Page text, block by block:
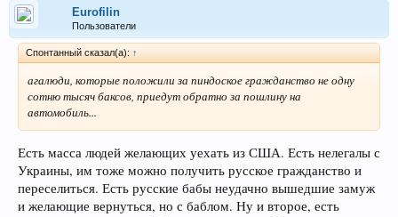
Eurofilin
Пользователи
Спонтанный сказал(а): ↑
агалюди, которые положили за пиндоское гражданство не одну
сотню тысяч баксов, приедут обратно за пошлину на
автомобиль...
Есть масса людей желающих уехать из США. Есть нелегалы с
Украины, им тоже можно получить русское гражданство и
переселиться. Есть русские бабы неудачно вышедшие замуж
и желающие вернуться, но с баблом. Ну и второе, есть